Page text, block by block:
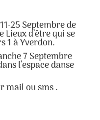
Septembre de
d’être qui se
1 à Yverdon.
7 Septembre
l’espace danse
mail ou sms .